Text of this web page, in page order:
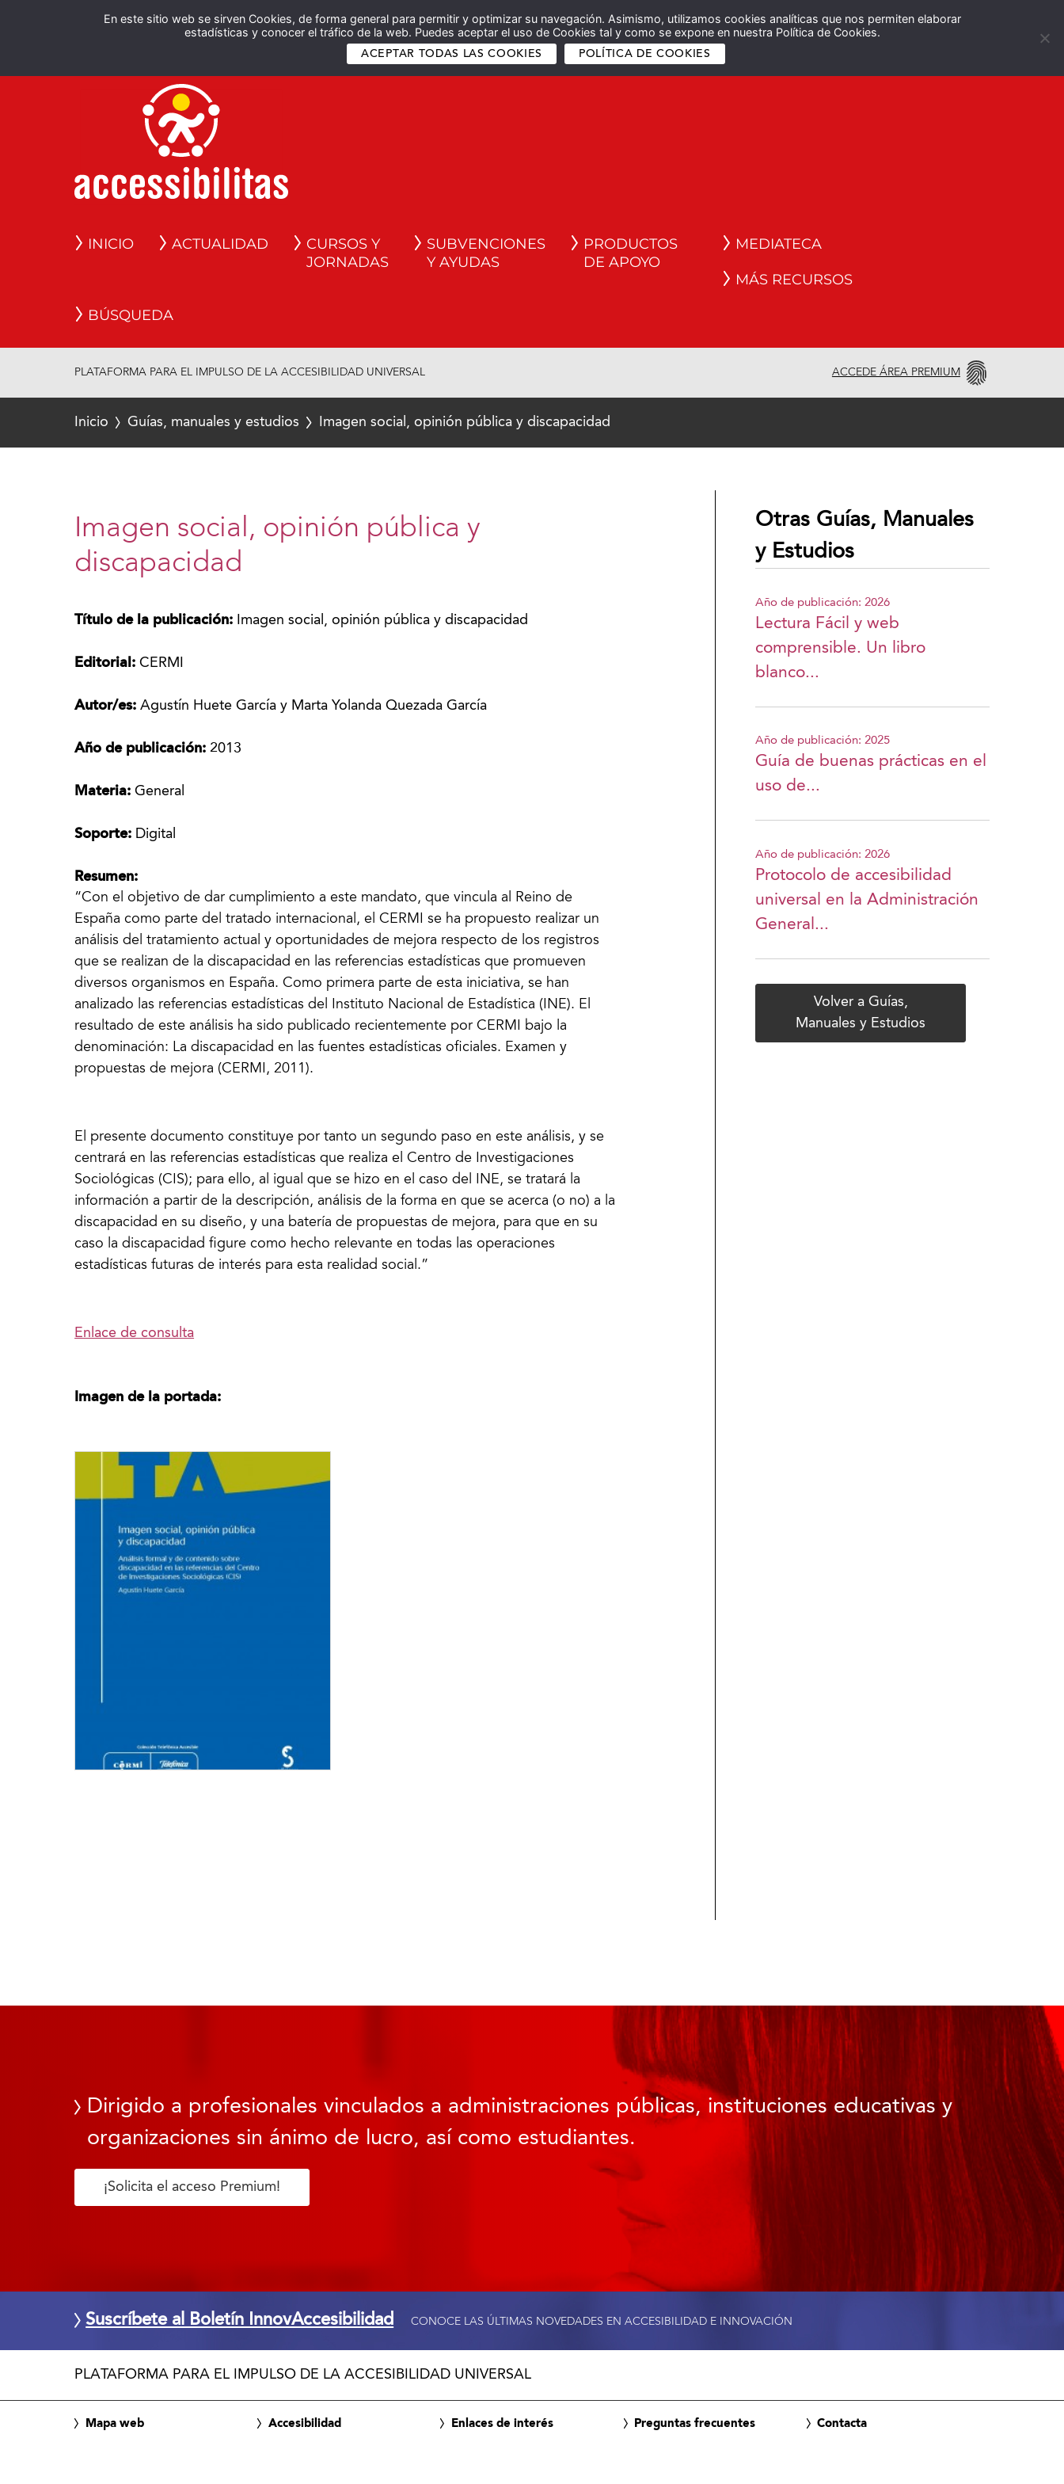
En este sitio web se sirven Cookies, de forma general para permitir y optimizar su navegación. Asimismo, utilizamos cookies analíticas que nos permiten elaborar
estadísticas y conocer el tráfico de la web. Puedes aceptar el uso de Cookies tal y como se expone en nuestra Política de Cookies.
ACEPTAR TODAS LAS COOKIES POLÍTICA DE COOKIES
Español English
INICIO ACTUALIDAD
CURSOS Y
JORNADAS
SUBVENCIONES
Y AYUDAS
PRODUCTOS
DE APOYO
MEDIATECA
MÁS RECURSOS
BÚSQUEDA
PLATAFORMA PARA EL IMPULSO DE LA ACCESIBILIDAD UNIVERSAL ACCEDE ÁREA PREMIUM
Inicio Guías, manuales y estudios Imagen social, opinión pública y discapacidad
Imagen social, opinión pública y
discapacidad
Título de la publicación: Imagen social, opinión pública y discapacidad
Editorial:CERMI
Autor/es:Agustín Huete García y Marta Yolanda Quezada García
Año de publicación: 2013
Materia:General
Soporte: Digital
Resumen:
“Con el objetivo de dar cumplimiento a este mandato, que vincula al Reino de
España como parte del tratado internacional, el CERMI se ha propuesto realizar un
análisis del tratamiento actual y oportunidades de mejora respecto de los registros
que se realizan de la discapacidad en las referencias estadísticas que promueven
diversos organismos en España. Como primera parte de esta iniciativa, se han
analizado las referencias estadísticas del Instituto Nacional de Estadística (INE). El
resultado de este análisis ha sido publicado recientemente por CERMI bajo la
denominación: La discapacidad en las fuentes estadísticas oficiales. Examen y
propuestas de mejora (CERMI, 2011).
El presente documento constituye por tanto un segundo paso en este análisis, y se
centrará en las referencias estadísticas que realiza el Centro de Investigaciones
Sociológicas (CIS); para ello, al igual que se hizo en el caso del INE, se tratará la
información a partir de la descripción, análisis de la forma en que se acerca (o no) a la
discapacidad en su diseño, y una batería de propuestas de mejora, para que en su
caso la discapacidad figure como hecho relevante en todas las operaciones
estadísticas futuras de interés para esta realidad social.”
Enlace de consulta
Imagen de la portada:
Otras Guías, Manuales
y Estudios
Año de publicación: 2026
Lectura Fácil y web
comprensible. Un libro
blanco...
Año de publicación: 2025
Guía de buenas prácticas en el
uso de...
Año de publicación: 2026
Protocolo de accesibilidad
universal en la Administración
General...
Volver a Guías,
Manuales y Estudios
Dirigido a profesionales vinculados a administraciones públicas, instituciones educativas y
organizaciones sin ánimo de lucro, así como estudiantes.
¡Solicita el acceso Premium!
Suscríbete al Boletín InnovAccesibilidad CONOCE LAS ÚLTIMAS NOVEDADES EN ACCESIBILIDAD E INNOVACIÓN
PLATAFORMA PARA EL IMPULSO DE LA ACCESIBILIDAD UNIVERSAL
Mapa web Accesibilidad Enlaces de interés Preguntas frecuentes Contacta